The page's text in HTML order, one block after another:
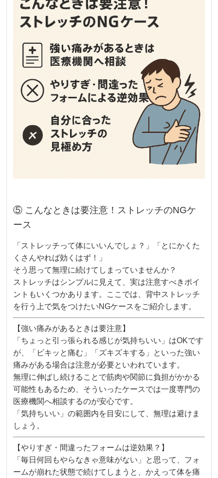
⑤ こんなときは要注意！ストレッチのNGケ
ース
「ストレッチって体にいいんでしょ？」「とにかくた
くさんやれば効くはず！」
そう思って無理に続けてしまっていませんか？
ストレッチはシンプルに見えて、実は注意すべきポイ
ントもいくつかあります。ここでは、背中ストレッチ
を行う上で気をつけたいNGケースをご紹介します。
【強い痛みがあるときは要注意】
「ちょっと引っ張られる感じが気持ちいい」はOKです
が、「ビキッと痛む」「ズキズキする」といった強い
痛みがある場合は注意が必要といわれています。
無理に伸ばし続けることで筋肉や関節に負担がかかる
可能性もあるため、そういったケースでは一度専門の
医療機関へ相談するのが安心です。
「気持ちいい」の範囲内を目安にして、無理は避けま
しょう。
【やりすぎ・間違ったフォームは逆効果？】
「毎日何回もやらなきゃ意味がない」と思って、フォ
ームが崩れた状態で続けてしまうと、かえって体を痛